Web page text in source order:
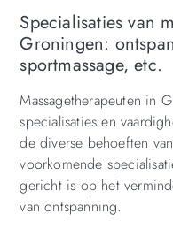
Specialisaties van
Groningen:
sportmassage, etc.
Massagetherapeuten in
specialisaties en
de diverse behoeften
voorkomende
gericht is op het
van ontspanning.